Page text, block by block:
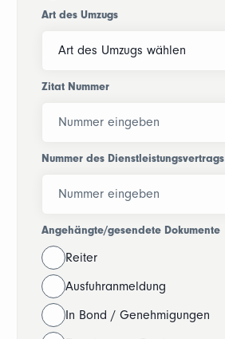
Art des Umzugs
Zitat Nummer
Nummer des Dienstleistungsvertrags
Angehängte/gesendete Dokumente
Reiter
Ausfuhranmeldung
In Bond / Genehmigungen